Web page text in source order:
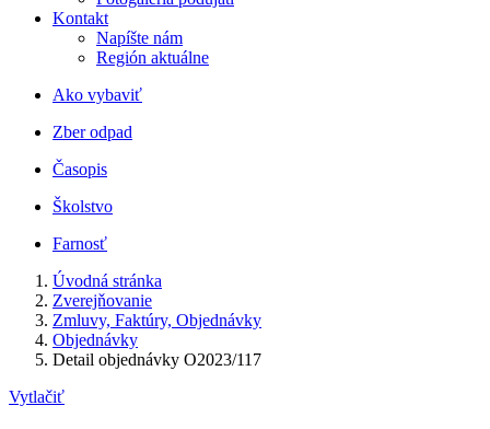
Kontakt
Napíšte nám
Región aktuálne
Ako vybaviť
Zber odpad
Časopis
Školstvo
Farnosť
Úvodná stránka
Zverejňovanie
Zmluvy, Faktúry, Objednávky
Objednávky
Detail objednávky O2023/117
Vytlačiť